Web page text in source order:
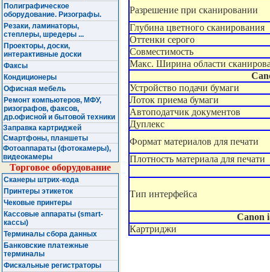
Полиграфическое
оборудование. Ризографы.
Резаки, ламинаторы,
степлеры, шредеры ...
Проекторы, доски,
интерактивные доски
Факсы
Кондиционеры
Офисная мебель
Ремонт компьютеров, МФУ,
ризографов, факсов,
др.офисной и бытовой техники
Заправка картриджей
Смартфоны, планшеты
Фотоаппараты (фотокамеры),
видеокамеры
Торговое оборудование
Сканеры штрих-кода
Принтеры этикеток
Чековые принтеры
Кассовые аппараты (smart-
кассы)
Терминалы сбора данных
Банковские платежные
терминалы
Фискальные регистраторы
Разрешение при сканировании
Глубина цветного сканирования
Оттенки серого
Совместимость
Макс. Ширина области
Устройство подачи бумаги
Лоток приема бумаги
Автоподатчик документов
Дуплекс
Формат материалов для печати
Плотность материала для печати
Тип интерфейса
Картриджи